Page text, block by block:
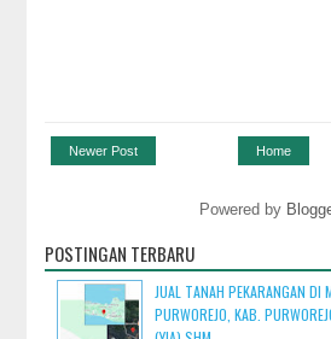
Newer Post Home
Powered by
POSTINGAN TERBARU
JUAL TANAH PEKARANGAN DI
PURWOREJO, KAB.